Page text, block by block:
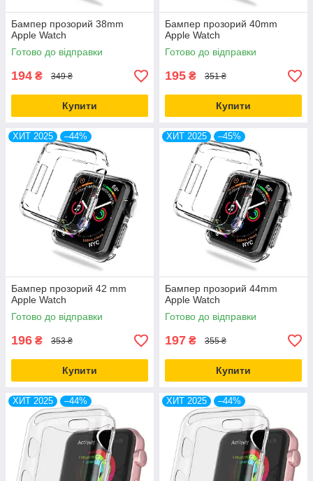
Бампер прозорий 38mm
Apple Watch
Готово до відправки
194 ₴ 349 ₴
Купити
Бампер прозорий 40mm
Apple Watch
Готово до відправки
195 ₴ 351 ₴
Купити
ХИТ 2025 –44%
Бампер прозорий 42 mm
Apple Watch
Готово до відправки
196 ₴ 353 ₴
Купити
ХИТ 2025 –45%
Бампер прозорий 44mm
Apple Watch
Готово до відправки
197 ₴ 355 ₴
Купити
ХИТ 2025 –44% ХИТ 2025 –44%